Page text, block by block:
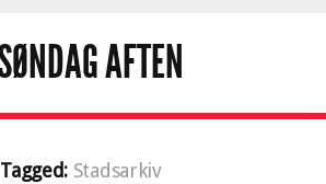
Tagged: Stadsarkiv